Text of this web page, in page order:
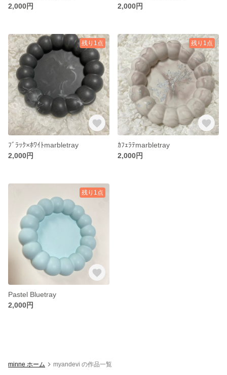
2,000円
2,000円
残り1点
ﾌﾞﾗｯｸ×ﾎﾜｲﾄmarbletray
2,000円
残り1点
ｶﾌｪﾗﾃmarbletray
2,000円
残り1点
Pastel Bluetray
2,000円
minne ホーム myandevi の作品一覧